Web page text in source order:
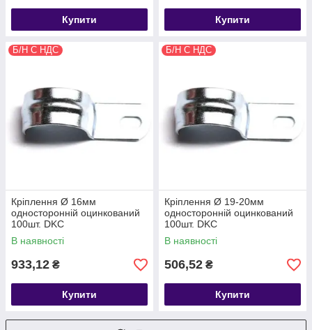
Купити Купити
Б/Н С НДС
Кріплення Ø 16мм
односторонній оцинкований
100шт. DKC
В наявності
933,12 ₴
Купити
Б/Н С НДС
Кріплення Ø 19-20мм
односторонній оцинкований
100шт. DKC
В наявності
506,52 ₴
Купити